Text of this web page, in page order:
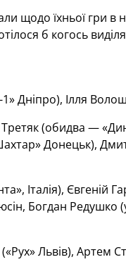
щодо їхньої гри в
б когось
Дніпро), Ілля
Третяк (обидва —
Донецьк),
Італія), Євгеній
Богдан Редушко
Львів), Артем